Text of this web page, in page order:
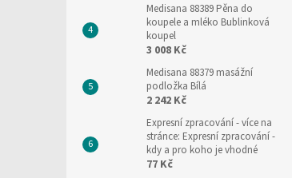
Medisana 88389 Pěna do
koupele a mléko Bublinková
koupel
3 008 Kč
Medisana 88379 masážní
podložka Bílá
2 242 Kč
Expresní zpracování- více na
stránce: Expresní zpracování -
kdy a pro koho je vhodné
77 Kč